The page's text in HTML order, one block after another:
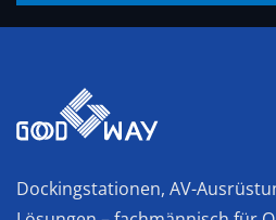
Dockingstationen, AV-